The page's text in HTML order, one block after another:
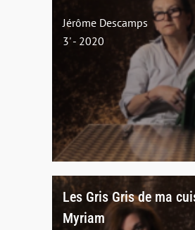
Jérôme Descamps
3' - 2020
Les Gris Gris de ma
Myriam